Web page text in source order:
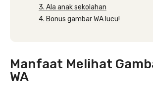
3. Ala anak sekolahan
4. Bonus gambar WA lucu!
Manfaat Melihat
WA